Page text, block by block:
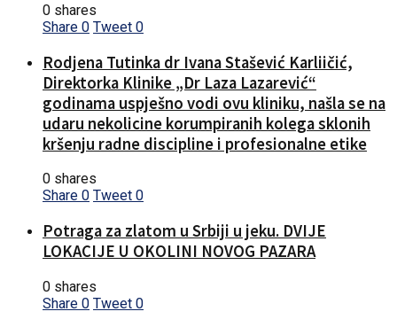
0 shares
Share 0 Tweet 0
Rodjena Tutinka dr Ivana Stašević Karliičić,
Direktorka Klinike „Dr Laza Lazarević“
godinama uspješno vodi ovu kliniku, našla se na
udaru nekolicine korumpiranih kolega sklonih
kršenju radne discipline i profesionalne etike
0 shares
Share 0 Tweet 0
Potraga za zlatom u Srbiji u jeku. DVIJE
LOKACIJE U OKOLINI NOVOG PAZARA
0 shares
Share 0 Tweet 0